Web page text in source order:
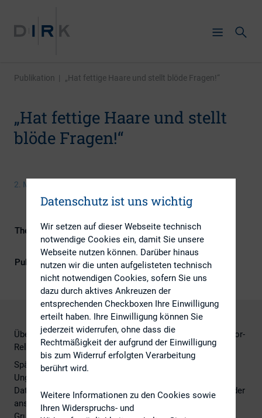
Publikation | „Hat fettige Haare und stellt blöde Fragen!“
„Hat fettige Haare und stellt
blöde Fragen!“
2. Mai 2016
Themengebiete
ESG (inkl. Nachhaltigkeit &
Governance), IR-Kompetenz
Publikationsform
Externe Publikationen
Über den Schutz von personenbezogenen Daten in Investor-
Relations-Datenbanken
Spätestens seit der medienwirksamen
Ungültigkeitserklärung des Safe-Harbor-Beschlusses zu
Datenübermittlungen in die USA im Oktober 2015 sowie der
anstehenden Verschärfung der Regeln durch die EU-
Datenschutz ist uns wichtig
Wir setzen auf dieser Webseite technisch
notwendige Cookies ein, damit Sie unsere
Webseite nutzen können. Darüber hinaus
nutzen wir die unten aufgelisteten technisch
nicht notwendigen Cookies, sofern Sie uns
dazu durch aktives Ankreuzen der
entsprechenden Checkboxen Ihre Einwilligung
erteilt haben. Ihre Einwilligung können Sie
jederzeit widerrufen, ohne dass die
Rechtmäßigkeit der aufgrund der Einwilligung
bis zum Widerruf erfolgten Verarbeitung
berührt wird.
Weitere Informationen zu den Cookies sowie
Ihren Widerspruchs- und